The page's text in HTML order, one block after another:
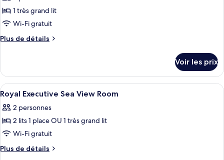
mer
ce
type
chambre :
Exécutive,
balcon,
vue
mer
1 très grand lit
Wi-Fi gratuit
Plus de détails
Plus
le
type
de
chambre
Chambre
Double
balcon,
vue
mer
Voir les prix
Afficher
toutes
les
photos
pour
ce
Une chambre d’hôtel avec un
7
Royal Executive Sea View Room
2 personnes
2 lits 1 place OU 1 très grand lit
Wi-Fi gratuit
Plus de détails
Plus